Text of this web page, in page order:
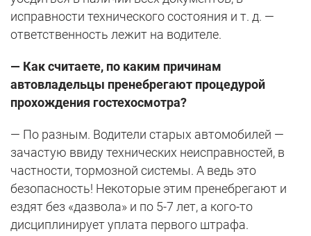
исправности технического состояния и т. д. —
ответственность лежит на водителе.
— Как считаете, по каким причинам
автовладельцы пренебрегают процедурой
прохождения гостехосмотра?
— По разным. Водители старых автомобилей —
зачастую ввиду технических неисправностей, в
частности, тормозной системы. А ведь это
безопасность! Некоторые этим пренебрегают и
ездят без «дазвола» и по 5-7 лет, а кого-то
дисциплинирует уплата первого штрафа.